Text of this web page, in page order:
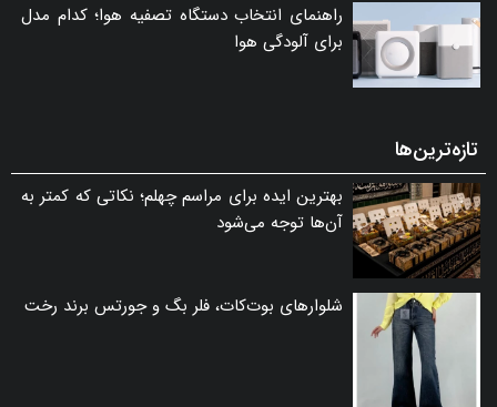
راهنمای انتخاب دستگاه تصفیه هوا؛ کدام مدل
برای آلودگی هوا
تازه‌ترین‌ها
بهترین ایده برای مراسم چهلم؛ نکاتی که کمتر به
آن‌ها توجه می‌شود
شلوارهای بوت‌کات، فلر بگ و جورتس برند رخت